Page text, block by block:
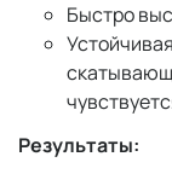
Быстро
Результаты: